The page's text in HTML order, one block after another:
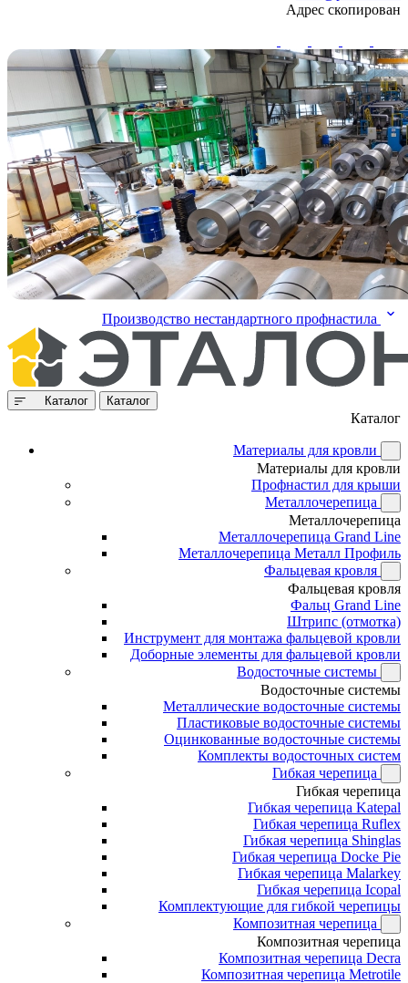
Адрес скопирован
Производство нестандартного профнастила
Каталог Каталог
Каталог
Материалы для кровли
Материалы для кровли
Профнастил для крыши
Металлочерепица
Металлочерепица
Металлочерепица Grand Line
Металлочерепица Металл Профиль
Фальцевая кровля
Фальцевая кровля
Фальц Grand Line
Штрипс (отмотка)
Инструмент для монтажа фальцевой кровли
Доборные элементы для фальцевой кровли
Водосточные системы
Водосточные системы
Металлические водосточные системы
Пластиковые водосточные системы
Оцинкованные водосточные системы
Комплекты водосточных систем
Гибкая черепица
Гибкая черепица
Гибкая черепица Katepal
Гибкая черепица Ruflex
Гибкая черепица Shinglas
Гибкая черепица Docke Pie
Гибкая черепица Malarkey
Гибкая черепица Icopal
Комплектующие для гибкой черепицы
Композитная черепица
Композитная черепица
Композитная черепица Decra
Композитная черепица Metrotile